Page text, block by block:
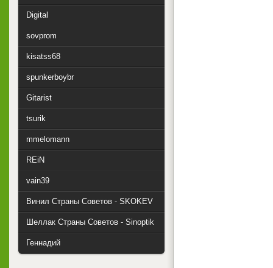
Digital
sovprom
kisatss68
spunkerboybr
Gitarist
tsurik
mmelomann
REiN
vain39
Винил Страны Советов - SKOKEV
Шеллак Страны Советов - Sinoptik
Геннадий